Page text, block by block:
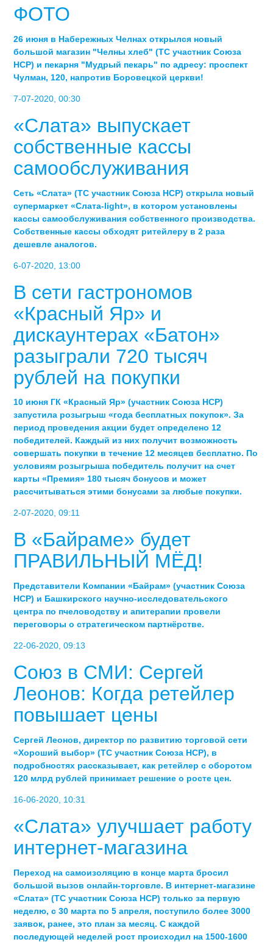
ФОТО
26 июня в Набережных Челнах открылся новый
большой магазин "Челны хлеб" (ТС участник Союза
НСР) и пекарня "Мудрый пекарь" по адресу: проспект
Чулман, 120, напротив Боровецкой церкви!
7-07-2020, 00:30
«Слата» выпускает
собственные кассы
самообслуживания
Сеть «Слата» (ТС участник Союза НСР) открыла новый
супермаркет «Слата-light», в котором установлены
кассы самообслуживания собственного производства.
Собственные кассы обходят ритейлеру в 2 раза
дешевле аналогов.
6-07-2020, 13:00
В сети гастрономов
«Красный Яр» и
дискаунтерах «Батон»
разыграли 720 тысяч
рублей на покупки
10 июня ГК «Красный Яр» (участник Союза НСР)
запустила розыгрыш «года бесплатных покупок». За
период проведения акции будет определено 12
победителей. Каждый из них получит возможность
совершать покупки в течение 12 месяцев бесплатно. По
условиям розыгрыша победитель получит на счет
карты «Премия» 180 тысяч бонусов и может
рассчитываться этими бонусами за любые покупки.
2-07-2020, 09:11
В «Байраме» будет
ПРАВИЛЬНЫЙ МЁД!
Представители Компании «Байрам» (участник Союза
НСР) и Башкирского научно-исследовательского
центра по пчеловодству и апитерапии провели
переговоры о стратегическом партнёрстве.
22-06-2020, 09:13
Союз в СМИ: Сергей
Леонов: Когда ретейлер
повышает цены
Сергей Леонов, директор по развитию торговой сети
«Хороший выбор» (ТС участник Союза НСР), в
подробностях рассказывает, как ретейлер с оборотом
120 млрд рублей принимает решение о росте цен.
16-06-2020, 10:31
«Слата» улучшает работу
интернет-магазина
Переход на самоизоляцию в конце марта бросил
большой вызов онлайн-торговле. В интернет-магазине
«Слата» (ТС участник Союза НСР) только за первую
неделю, с 30 марта по 5 апреля, поступило более 3000
заявок, ранее, это план за месяц. С каждой
последующей неделей рост происходил на 1500-1600